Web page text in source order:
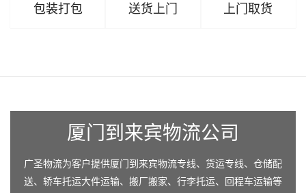
包装打包 送货上门 上门取货
厦门到来宾物流公司
广圣物流为客户提供厦门到来宾物流专线、货运专线、仓储配
送、轿车托运大件运输、搬厂搬家、行李托运、回程车运输等